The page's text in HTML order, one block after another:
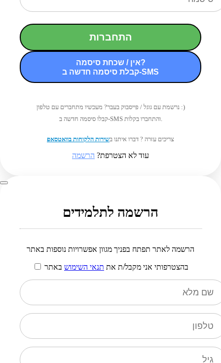
התחברות
אין / שכחת סיסמה?
קבלת סיסמה חדשה ב-SMS
נרשמת עם גוגל / פייסבוק בעבר? מעכשיו מתחברים עם טלפון :)
קבלו סיסמה חדשה ב-SMS והתחברו בקלות.
צריכים עזרה ? דברו איתנו בשירות הלקוחות בוואטסאפ
עוד לא הצטרפת? הרשמה
הרשמה לתלמידים
הרשמה לאתר תפתח בפניך מגוון אפשרויות נוספות באתר
בהצטרפותי אני מקבל/ת את תנאי השימוש באתר